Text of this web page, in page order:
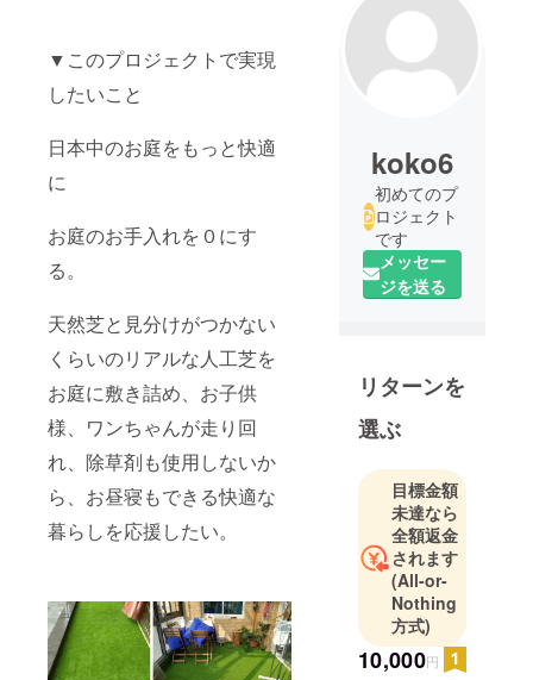
▼このプロジェクトで実現
したいこと
日本中のお庭をもっと快適
に
お庭のお手入れを０にす
る。
天然芝と見分けがつかない
くらいのリアルな人工芝を
お庭に敷き詰め、お子供
様、ワンちゃんが走り回
れ、除草剤も使用しないか
ら、お昼寝もできる快適な
暮らしを応援したい。
koko6
初めてのプ
ロジェクト
です
メッセー
ジを送る
リターンを
選ぶ
目標金額
未達なら
全額返金
されます
(All-or-
Nothing
方式)
10,000円